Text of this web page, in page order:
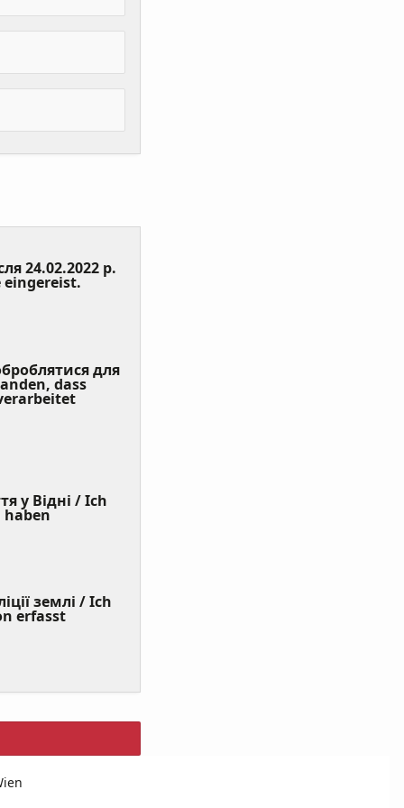
24.02.2022 р.
eingereist. (Value
для
dass
у Відні / Ich
(Value
землі / Ich
erfasst